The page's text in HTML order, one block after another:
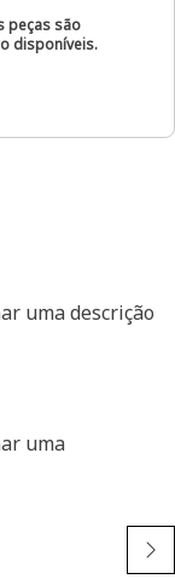
peças são
disponíveis.
uma descrição
uma